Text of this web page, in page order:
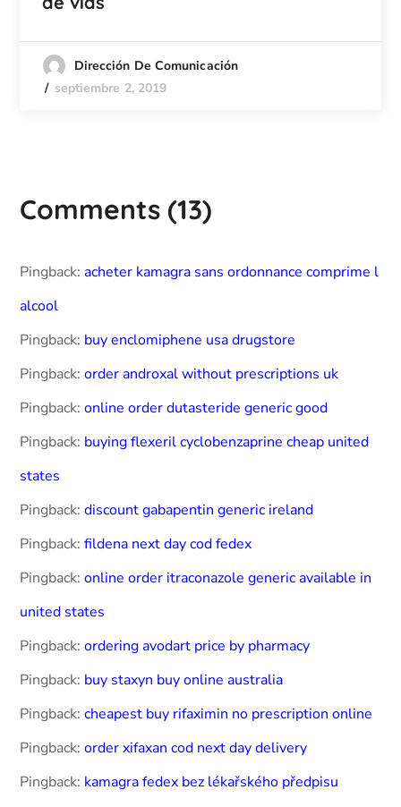
Dirección De Comunicación
septiembre 2, 2019
Comments (13)
Pingback:acheter kamagra sans ordonnance comprime l
alcool
Pingback: buy enclomiphene usa drugstore
Pingback:order androxal without prescriptions uk
Pingback:online order dutasteride generic good
Pingback: buying flexeril cyclobenzaprine cheap united
states
Pingback:discount gabapentin generic ireland
Pingback:fildena next day cod fedex
Pingback:online order itraconazole generic available in
united states
Pingback:ordering avodart price by pharmacy
Pingback: buy staxyn buy online australia
Pingback:cheapest buy rifaximin no prescription online
Pingback:order xifaxan cod next day delivery
Pingback: kamagra fedex bez lékařského předpisu